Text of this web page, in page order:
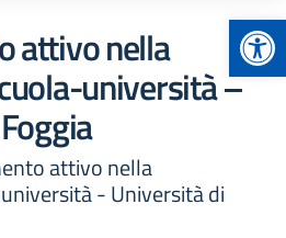
attivo nella
università –
attivo nella
- Università di